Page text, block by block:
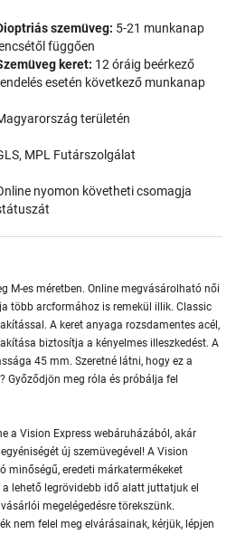
szemüveg: 5-21 munkanap
függően
keret: 12 óráig beérkező
esetén következő munkanap
területén
MPL Futárszolgálat
nyomon követheti csomagja
M-es méretben. Online megvásárolható női
több arcformához is remekül illik. Classic
A keret anyaga rozsdamentes acél,
biztosítja a kényelmes illeszkedést. A
45 mm. Szeretné látni, hogy ez a
Győződjön meg róla és próbálja fel
a Vision Express webáruházából, akár
új szemüvegével! A Vision
minőségű, eredeti márkatermékeket
lehető legrövidebb idő alatt juttatjuk el
megelégedésre törekszünk.
nem felel meg elvárásainak, kérjük, lépjen